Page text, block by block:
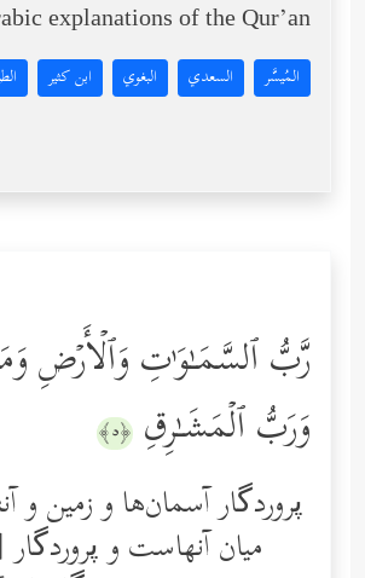
explanations of the Qur’an:
المُيسَّر السعدي البغوي ابن كثير
رَّبُّ ٱلسَّمَـٰوَ ٰ⁠تِ وَٱلۡأَرۡضِ
وَرَبُّ ٱلۡمَشَـٰرِقِ ﴿٥﴾
میان آنهاست و